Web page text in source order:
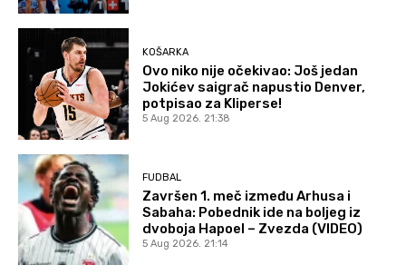
KOŠARKA
Ovo niko nije očekivao: Još jedan
Jokićev saigrač napustio Denver,
potpisao za Kliperse!
5 Aug 2026. 21:38
FUDBAL
Završen 1. meč između Arhusa i
Sabaha: Pobednik ide na boljeg iz
dvoboja Hapoel – Zvezda (VIDEO)
5 Aug 2026. 21:14